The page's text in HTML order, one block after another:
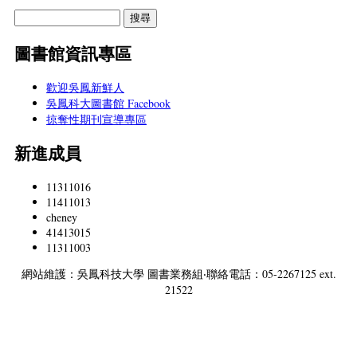
圖書館資訊專區
歡迎吳鳳新鮮人
吳鳳科大圖書館 Facebook
掠奪性期刊宣導專區
新進成員
11311016
11411013
cheney
41413015
11311003
網站維護：吳鳳科技大學 圖書業務組‧聯絡電話：05-2267125 ext.
21522